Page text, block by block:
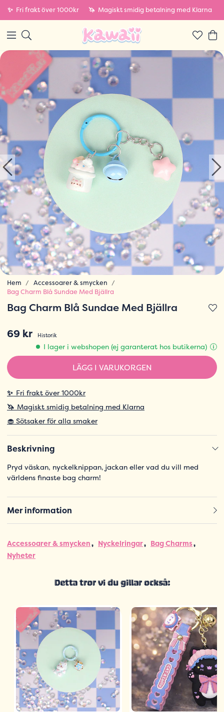
✨ Fri frakt över 1000kr 🦄 Magiskt smidig betalning med Klarna
Hem
Accessoarer & smycken
Bag Charm Blå Sundae Med Bjällra
Bag Charm Blå Sundae Med Bjällra
69 kr
Historik
I lager i webshopen (ej garanterat hos butikerna)
LÄGG I VARUKORGEN
✨ Fri frakt över 1000kr
🦄 Magiskt smidig betalning med Klarna
🧁 Sötsaker för alla smaker
Beskrivning
Pryd väskan, nyckelknippan, jackan eller vad du vill med
världens finaste bag charm!
Mer information
Accessoarer & smycken Nyckelringar
Bag Charms
Nyheter
Detta tror vi du gillar också: